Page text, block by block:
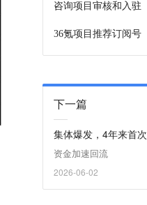
咨询项目审核和入驻
36氪项目推荐订阅号
下一篇
集体爆发，4年来首次
资金加速回流
2026-06-02